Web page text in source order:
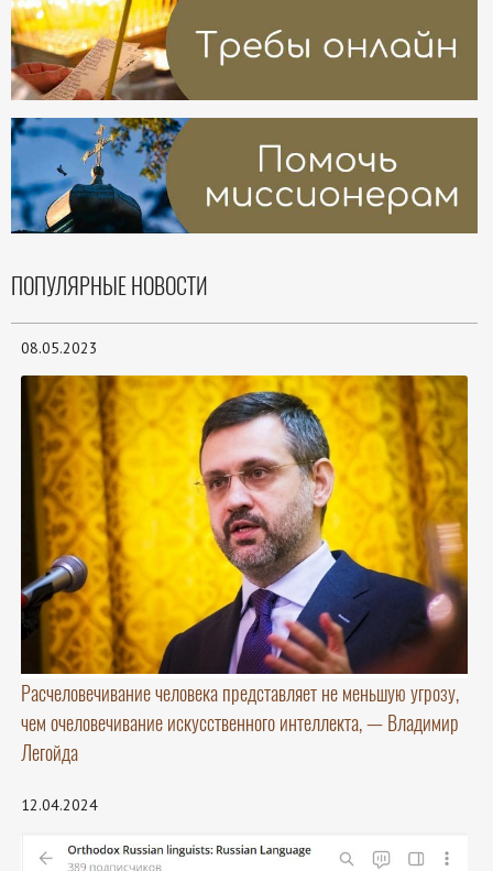
ПОПУЛЯРНЫЕ НОВОСТИ
08.05.2023
Расчеловечивание человека представляет не меньшую угрозу,
чем очеловечивание искусственного интеллекта, — Владимир
Легойда
12.04.2024